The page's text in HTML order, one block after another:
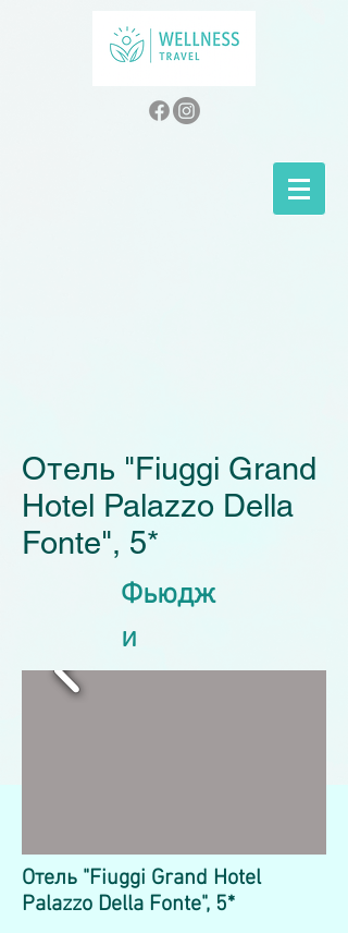
Отель "Fiuggi Grand
Hotel Palazzo Della
Fonte", 5*
Фьюдж
и
Отель "Fiuggi Grand Hotel
Palazzo Della Fonte", 5*